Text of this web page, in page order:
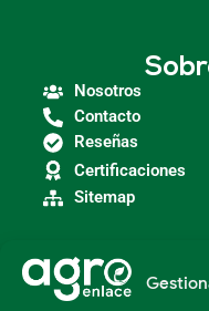
Nosotros
Contacto
Reseñas
Certificaciones
Sitemap